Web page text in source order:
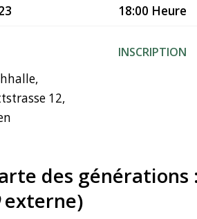
18:00 Heure
12,
INSCRIPTION
des générations
externe)